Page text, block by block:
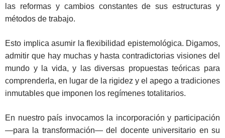
las reformas y cambios constantes de sus estructuras y
métodos de trabajo.
Esto implica asumir la flexibilidad epistemológica. Digamos,
admitir que hay muchas y hasta contradictorias visiones del
mundo y la vida, y las diversas propuestas teóricas para
comprenderla, en lugar de la rigidez y el apego a tradiciones
inmutables que imponen los regímenes totalitarios.
En nuestro país invocamos la incorporación y participación
—para la transformación— del docente universitario en su